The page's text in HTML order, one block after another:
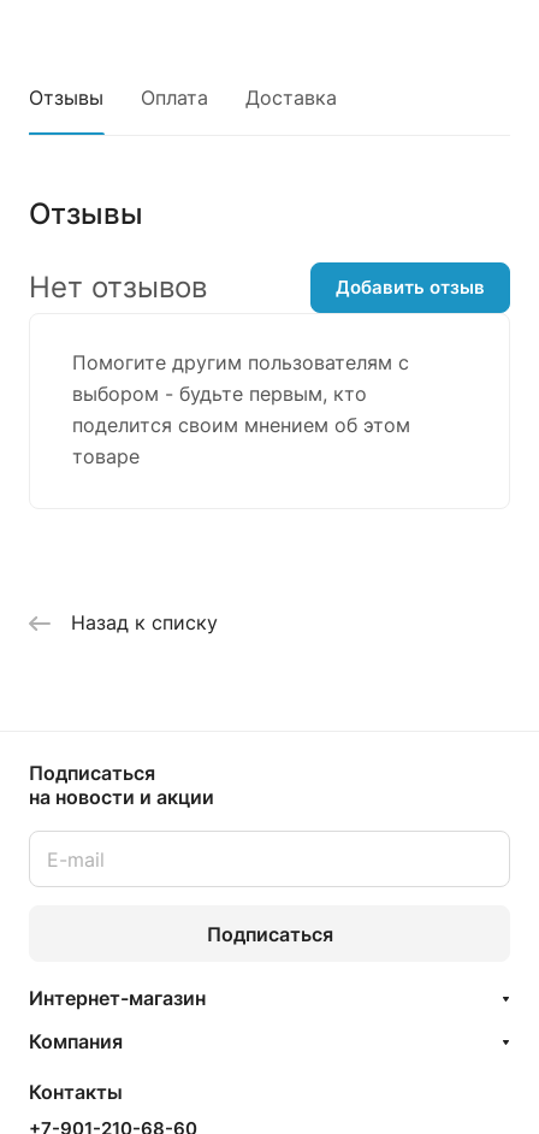
Отзывы Оплата Доставка
Отзывы
Помогите другим пользователям с
выбором - будьте первым, кто
поделится своим мнением об этом
товаре
Нет отзывов Добавить отзыв
Назад к списку
Подписаться
на новости и акции
Подписаться
Интернет-магазин
Компания
Контакты
+7-901-210-68-60